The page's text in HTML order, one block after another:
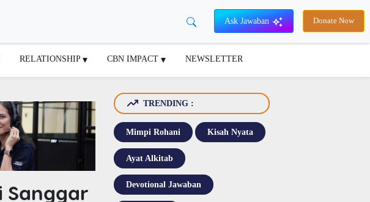
Ask Jawaban Donate Now
RELATIONSHIP CBN IMPACT NEWSLETTER
Sanggar
TRENDING :
Mimpi Rohani Kisah Nyata
Ayat Alkitab
Devotional Jawaban